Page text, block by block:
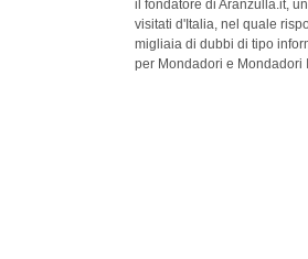
il fondatore di Aranzulla.it,
visitati d'Italia, nel quale
migliaia di dubbi di tipo
per Mondadori e Mondadori